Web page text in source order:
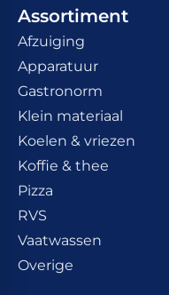
Assortiment
Afzuiging
Apparatuur
Gastronorm
Klein materiaal
Koelen & vriezen
Koffie & thee
Pizza
RVS
Vaatwassen
Overige